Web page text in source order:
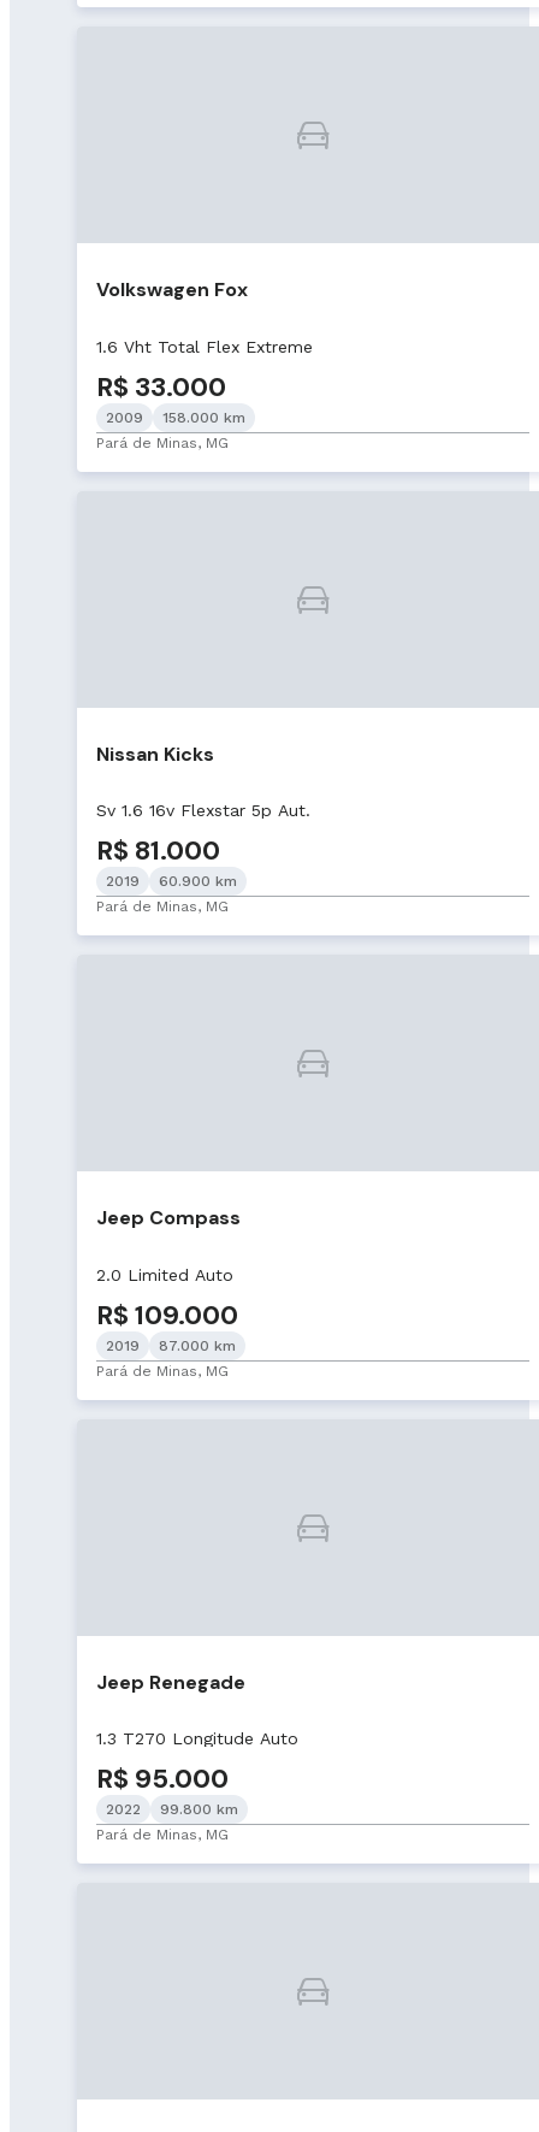
Volkswagen Fox
1.6 Vht Total Flex Extreme
R$ 33.000
2009
158.000 km
Pará de Minas, MG
Nissan Kicks
Sv 1.6 16v Flexstar 5p Aut.
R$ 81.000
2019
60.900 km
Pará de Minas, MG
Jeep Compass
2.0 Limited Auto
R$ 109.000
2019
87.000 km
Pará de Minas, MG
Jeep Renegade
1.3 T270 Longitude Auto
R$ 95.000
2022
99.800 km
Pará de Minas, MG